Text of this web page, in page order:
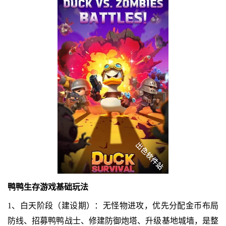
鸭鸭生存游戏基础玩法
1、白天阶段（建设期）：无怪物进攻，优先分配金币布局
防线、招募鸭鸭战士、修建防御炮塔、升级基地城墙，是整